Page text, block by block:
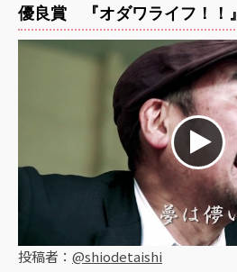
優良賞 『オダワライフ！！』
投稿者： @shiodetaishi